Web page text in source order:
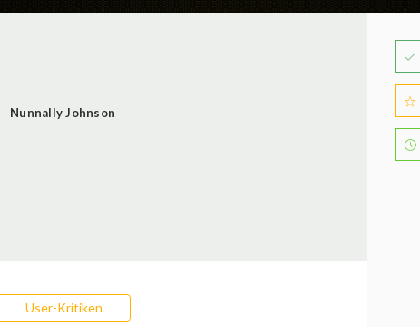
Nunnally Johnson
User-Kritiken